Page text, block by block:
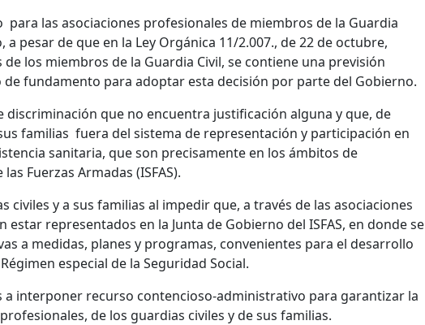
las asociaciones profesionales de miembros de la Guardia
pesar de que en la Ley Orgánica 11/2.007., de 22 de octubre,
los miembros de la Guardia Civil, se contiene una previsión
de fundamento para adoptar esta decisión por parte del Gobierno.
discriminación que no encuentra justificación alguna y que, de
familias fuera del sistema de representación y participación en
sanitaria, que son precisamente en los ámbitos de
Fuerzas Armadas (ISFAS).
civiles y a sus familias al impedir que, a través de las asociaciones
representados en la Junta de Gobierno del ISFAS, en donde se
a medidas, planes y programas, convenientes para el desarrollo
especial de la Seguridad Social.
a interponer recurso contencioso-administrativo para garantizar la
de los guardias civiles y de sus familias.